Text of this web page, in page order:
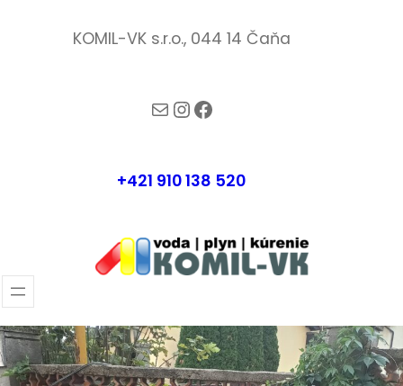
KOMIL-VK s.r.o., 044 14 Čaňa
komil-vk@komilvk.sk
Instagram
Facebook
+421 910 138 520